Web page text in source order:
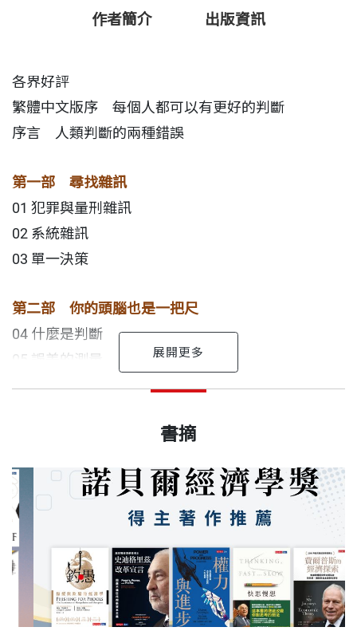
訊。
雜訊與偏誤一樣，都是人類必須迫切正視的問題
才能迎向決策錯誤更少、更公平、更健康的社會
作者簡介 出版資訊
各界好評
繁體中文版序 每個人都可以有更好的判斷
序言 人類判斷的兩種錯誤
第一部 尋找雜訊
01 犯罪與量刑雜訊
02 系統雜訊
03 單一決策
第二部 你的頭腦也是一把尺
04 什麼是判斷
05 誤差的測量
06 雜訊分析
第三部 預測性判斷中的雜訊
09 判斷與模型
10 無雜訊的規則
11 客觀的無知
12 常態之谷
激。我們的焦點是人類判斷：判斷如何會出錯，以及
如何能變得更好。這是潛藏於所有人類經驗底層的問
題，不管是在醫學、法律、公共政策、商業或是日常
生活領域。
過去幾十年，已經有很多人注意到偏誤的問題。人類
判斷令人驚異，而且人類心靈締造很多了不起的成
本。作者提出全新的想法。這想法極為重要，你恨不
──安琪拉．達克沃斯（Angela Duckworth），《恆
毅力》（Grit）作者
行為科學書籍的四個黃金標準是：見解新穎、證據嚴
謹、文筆洗練、能實際應用。很少有一本書能達到兩
全球暢銷書《快思慢想》的作者、2002年諾貝爾經濟
斯頓大學尤金．希金斯心理學講座教授，伍德羅威爾
森學院公共事務教授，曾榮獲多項獎章，包括美國心
理學學會頒贈的心理學終身貢獻獎。
他在心理學上的成就是挑戰判斷與決策的理性模式，
被公認為「繼佛洛依德之後，當代最偉大的心理學
書號 BCB733B
裝幀 軟皮精裝
書摘